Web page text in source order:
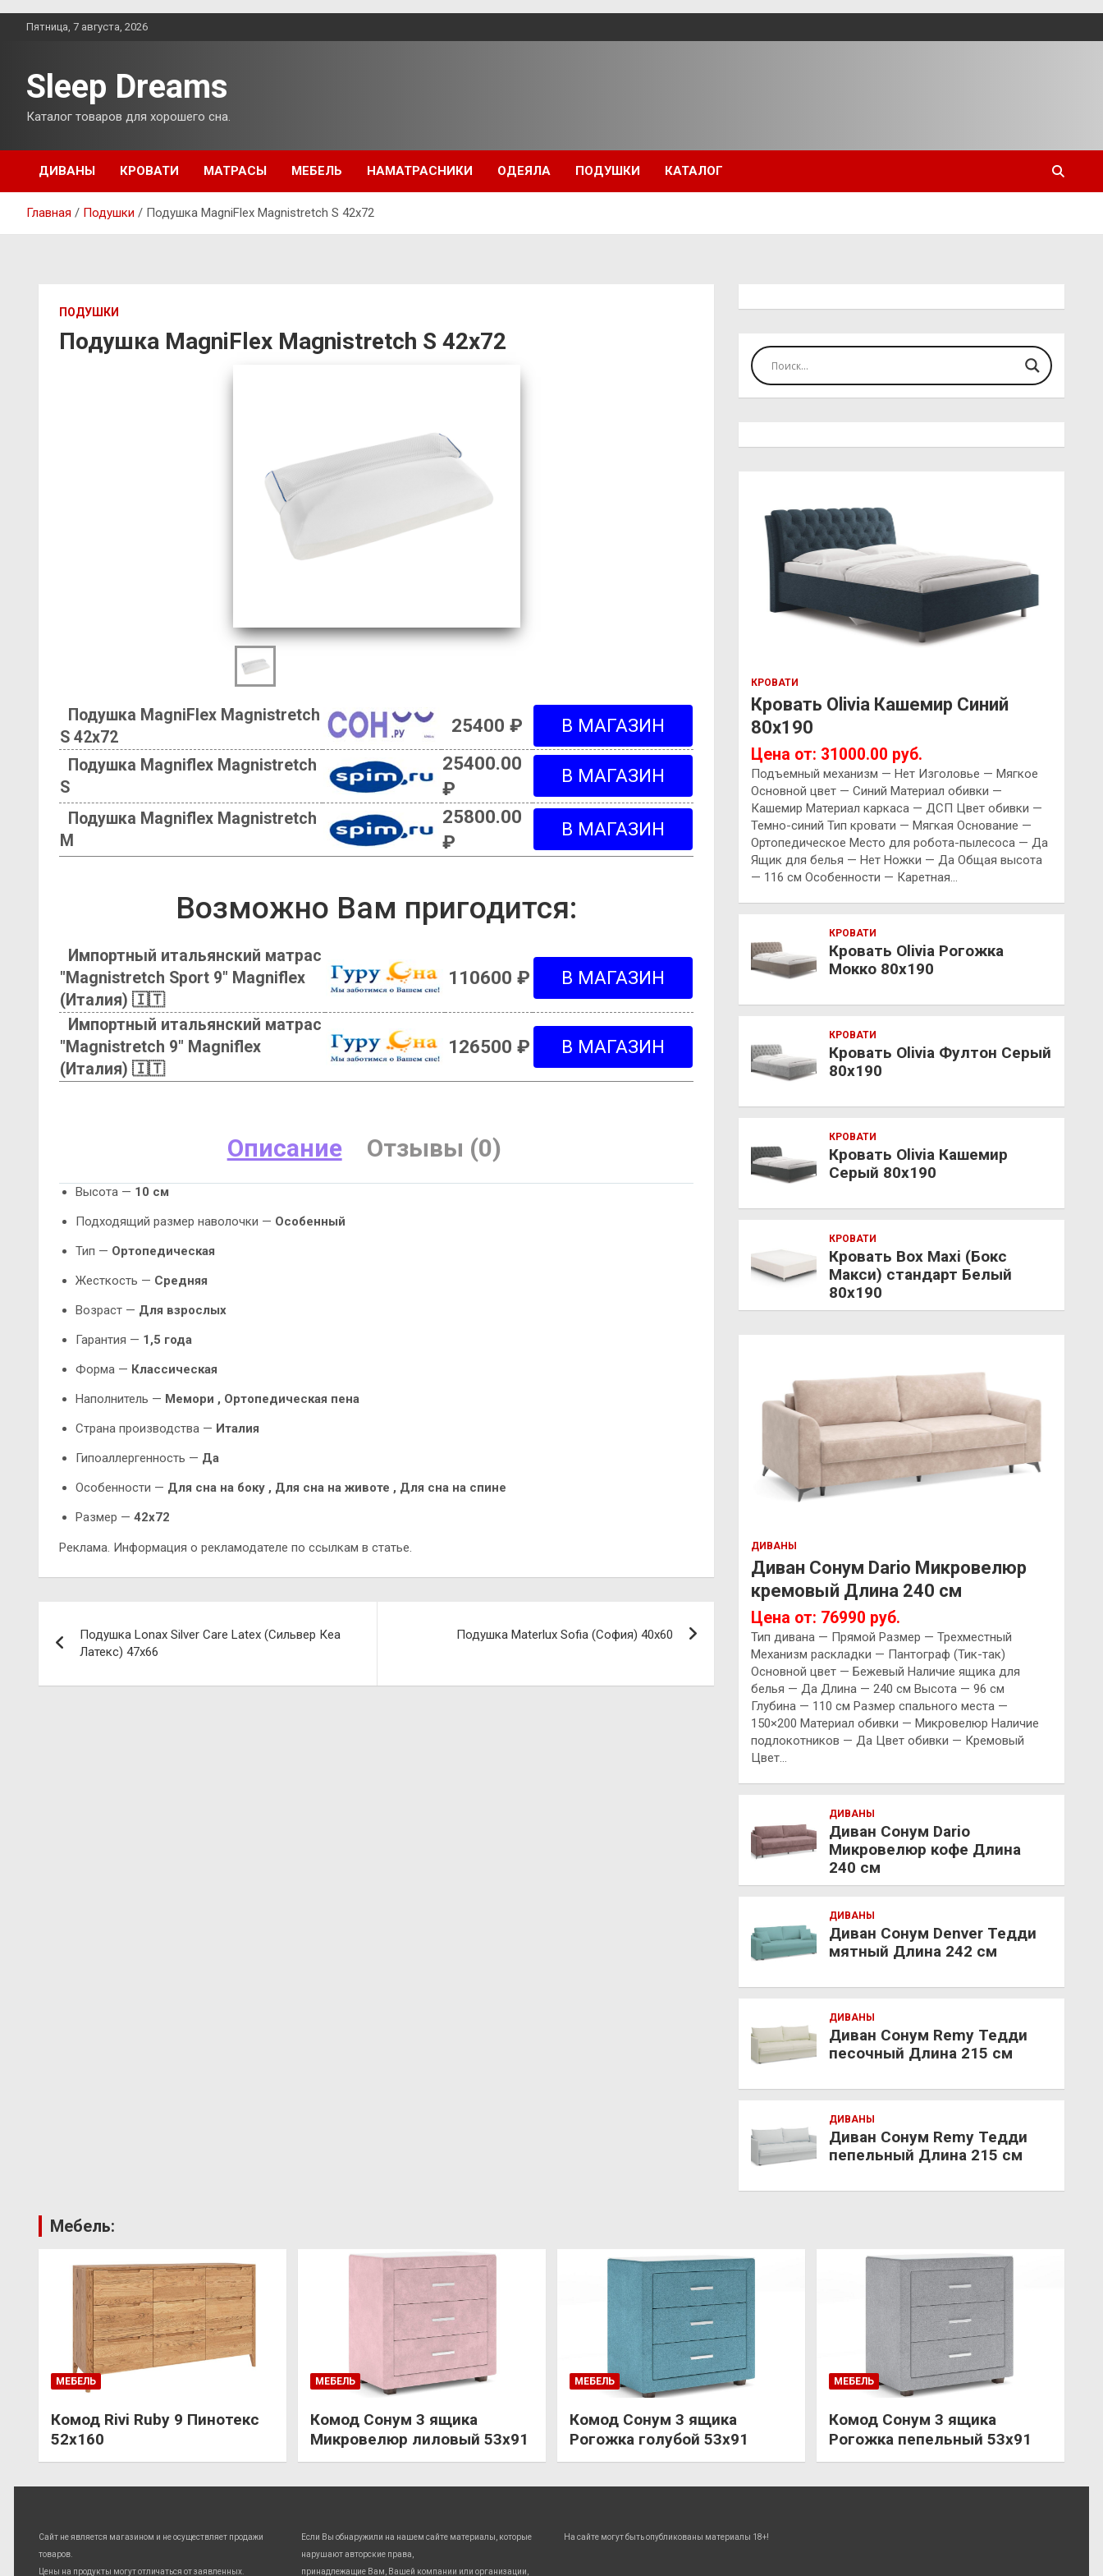
ПерейтиПятница, 7 августа, 2026
Sleep Dreams
Каталог товаров для хорошего сна.
ДИВАНЫ КРОВАТИ МАТРАСЫ МЕБЕЛЬ НАМАТРАСНИКИ ОДЕЯЛА ПОДУШКИ КАТАЛОГ
Главная Подушки Подушка MagniFlex Magnistretch S 42х72
ПОДУШКИ
Подушка MagniFlex Magnistretch S 42х72
Подушка MagniFlex Magnistretch
S 42х72
25400 ₽
Подушка Magniflex Magnistretch
S
25400.00
₽
Подушка Magniflex Magnistretch
M
25800.00
₽
Возможно Вам пригодится:
Импортный итальянский матрас
"Magnistretch Sport 9" Magniflex
(Италия) 🇮🇹
110600 ₽
Импортный итальянский матрас
"Magnistretch 9" Magniflex
(Италия) 🇮🇹
126500 ₽
Описание Отзывы (0)
Высота — 10 см
Подходящий размер наволочки — Особенный
Тип — Ортопедическая
Жесткость — Средняя
Возраст — Для взрослых
Гарантия — 1,5 года
Форма — Классическая
Наполнитель — Мемори , Ортопедическая пена
Страна производства — Италия
Гипоаллергенность — Да
Особенности — Для сна на боку , Для сна на животе , Для сна на спине
Размер — 42х72
Реклама. Информация о рекламодателе по ссылкам в статье.
по
записям
Подушка Lonax Silver Care Latex (Сильвер Кеа
Латекс) 47х66
Подушка Materlux Sofia (София) 40х60
КРОВАТИ
Кровать Olivia Кашемир Синий
80х190
Цена от: 31000.00 руб.
Подъемный механизм — Нет Изголовье — Мягкое
Основной цвет — Синий Материал обивки —
Кашемир Материал каркаса — ДСП Цвет обивки —
Темно-синий Тип кровати — Мягкая Основание —
Ортопедическое Место для робота-пылесоса — Да
Ящик для белья — Нет Ножки — Да Общая высота
— 116 см Особенности — Каретная…
КРОВАТИ
Кровать Olivia Рогожка
Мокко 80х190
КРОВАТИ
Кровать Olivia Фултон Серый
80х190
КРОВАТИ
Кровать Olivia Кашемир
Серый 80х190
КРОВАТИ
Кровать Box Maxi (Бокс
Макси) стандарт Белый
80х190
ДИВАНЫ
Диван Сонум Dario Микровелюр
кремовый Длина 240 см
Цена от: 76990 руб.
Тип дивана — Прямой Размер — Трехместный
Механизм раскладки — Пантограф (Тик-так)
Основной цвет — Бежевый Наличие ящика для
белья — Да Длина — 240 см Высота — 96 см
Глубина — 110 см Размер спального места —
150×200 Материал обивки — Микровелюр Наличие
подлокотников — Да Цвет обивки — Кремовый
Цвет…
ДИВАНЫ
Диван Сонум Dario
Микровелюр кофе Длина
240 см
ДИВАНЫ
Диван Сонум Denver Тедди
мятный Длина 242 см
ДИВАНЫ
Диван Сонум Remy Тедди
песочный Длина 215 см
ДИВАНЫ
Диван Сонум Remy Тедди
пепельный Длина 215 см
Мебель:
МЕБЕЛЬ
Комод Rivi Ruby 9 Пинотекс
52х160
МЕБЕЛЬ
Комод Сонум 3 ящика
Микровелюр лиловый 53х91
МЕБЕЛЬ
Комод Сонум 3 ящика
Рогожка голубой 53х91
МЕБЕЛЬ
Комод Сонум 3 ящика
Рогожка пепельный 53х91
Сайт не является магазином и не осуществляет продажи
товаров.
Цены на продукты могут отличаться от заявленных.
Если Вы обнаружили на нашем сайте материалы, которые
нарушают авторские права,
принадлежащие Вам, Вашей компании или организации,
На сайте могут быть опубликованы материалы 18+!